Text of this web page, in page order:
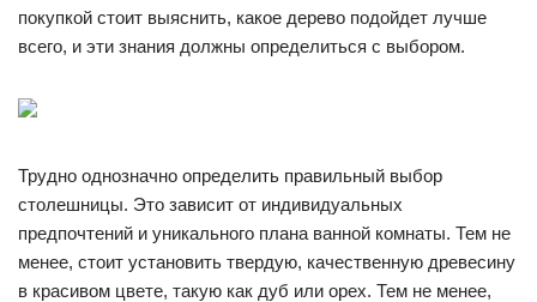
покупкой стоит выяснить, какое дерево подойдет лучше
всего, и эти знания должны определиться с выбором.
Трудно однозначно определить правильный выбор
столешницы. Это зависит от индивидуальных
предпочтений и уникального плана ванной комнаты. Тем не
менее, стоит установить твердую, качественную древесину
в красивом цвете, такую как дуб или орех. Тем не менее,